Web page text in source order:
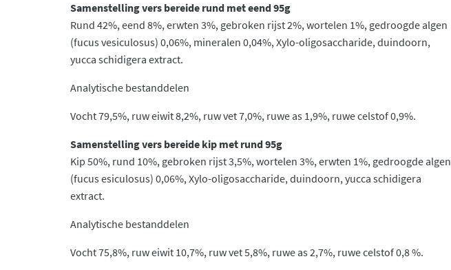
Samenstelling vers bereide rund met eend 95g
Rund 42%, eend 8%, erwten 3%, gebroken rijst 2%, wortelen 1%, gedroogde algen
(fucus vesiculosus) 0,06%, mineralen 0,04%, Xylo-oligosaccharide, duindoorn,
yucca schidigera extract.
Analytische bestanddelen
Vocht 79,5%, ruw eiwit 8,2%, ruw vet 7,0%, ruwe as 1,9%, ruwe celstof 0,9%.
Samenstelling vers bereide kip met rund 95g
Kip 50%, rund 10%, gebroken rijst 3,5%, wortelen 3%, erwten 1%, gedroogde algen
(fucus esiculosus) 0,06%, Xylo-oligosaccharide, duin­doorn, yucca schidigera
extract.
Analytische bestanddelen
Vocht 75,8%, ruw eiwit 10,7%, ruw vet 5,8%, ruwe as 2,7%, ruwe celstof 0,8 %.